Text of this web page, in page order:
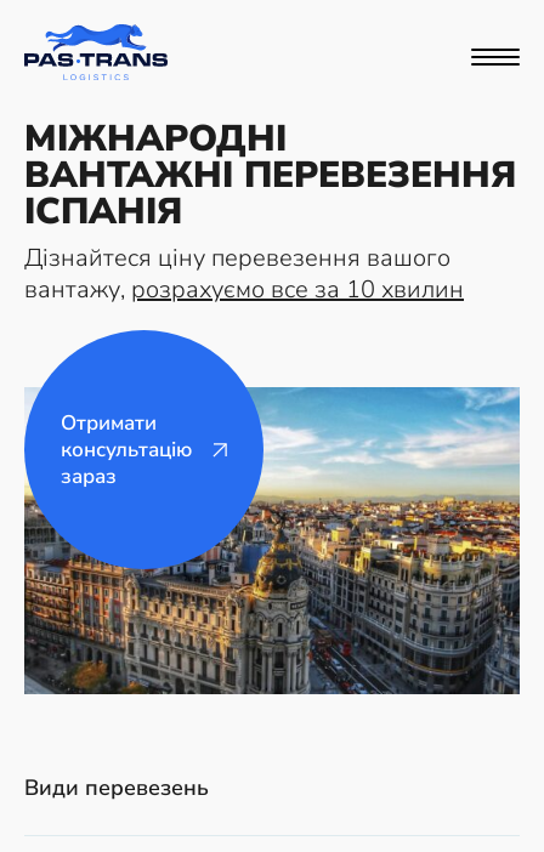
МІЖНАРОДНІ
ВАНТАЖНІ ПЕРЕВЕЗЕННЯ
ІСПАНІЯ
Дізнайтеся ціну перевезення вашого
вантажу, розрахуємо все за 10 хвилин
Отримати
консультацію
зараз
Види перевезень